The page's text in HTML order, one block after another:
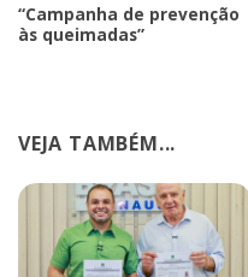
“Campanha de prevenção
às queimadas”
VEJA TAMBÉM...